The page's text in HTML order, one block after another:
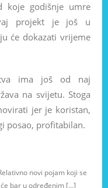
koje godišnje umre
projekt je još u
će dokazati vrijeme
ima još od naj
na svijetu. Stoga
jer je koristan,
posao, profitabilan.
novi pojam koji se
bar u određenim […]